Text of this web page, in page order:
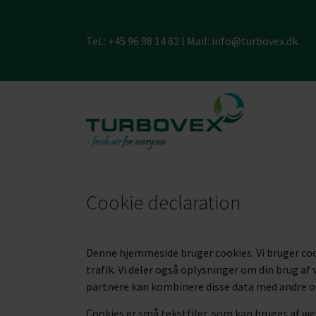
Tel.: +45 96 98 14 62 l Mail: info@turbovex.dk
Cookie declaration
Denne hjemmeside bruger cookies. Vi bruger
trafik. Vi deler også oplysninger om din brug
partnere kan kombinere disse data med andre
Cookies er små tekstfiler, som kan bruges af